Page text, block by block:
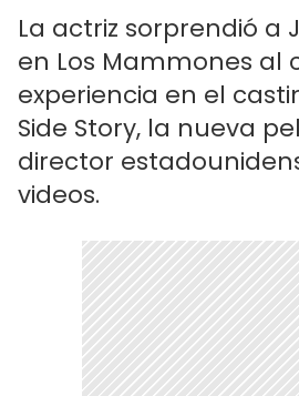
La actriz sorprendió a
en Los Mammones al
experiencia en el
Side Story, la nueva
director
videos.